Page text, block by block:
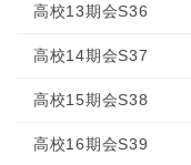
高校13期会S36
高校14期会S37
高校15期会S38
高校16期会S39